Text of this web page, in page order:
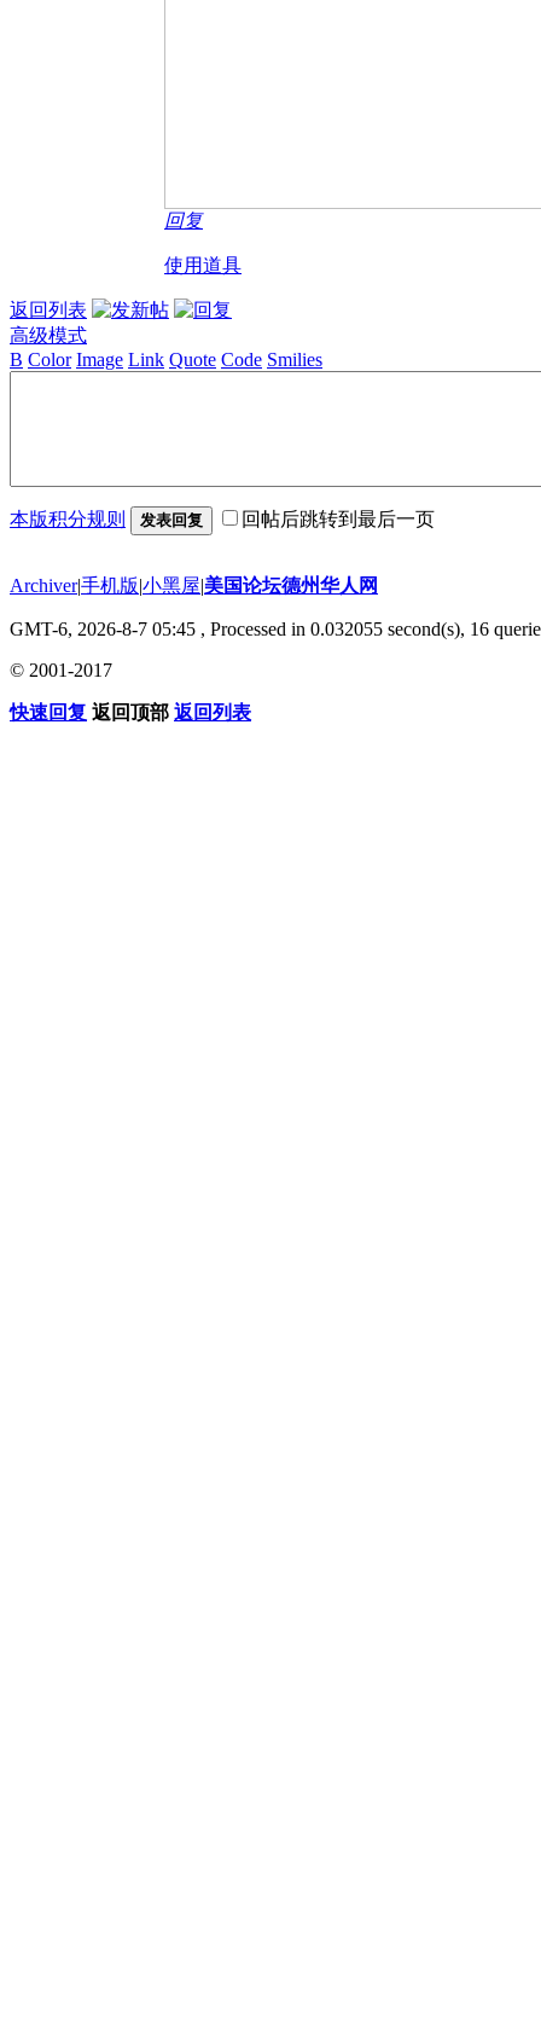
回复
使用道具
返回列表
高级模式
B Color Image Link Quote Code Smilies
本版积分规则 发表回复 回帖后跳转到最后一页
Archiver|手机版|小黑屋|美国论坛德州华人网
GMT-6, 2026-8-7 05:45 , Processed in 0.032055 second(s), 16
© 2001-2017
快速回复 返回顶部 返回列表